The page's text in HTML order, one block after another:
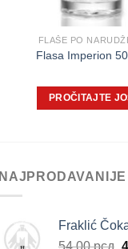
FLAŠE PO
Flasa Imperion
PROČITAJTE
NAJPRODAVANIJE
Fraklić